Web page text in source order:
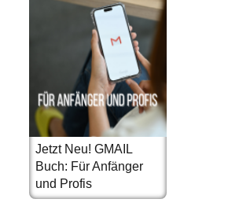
Jetzt Neu! GMAIL
Buch: Für Anfänger
und Profis